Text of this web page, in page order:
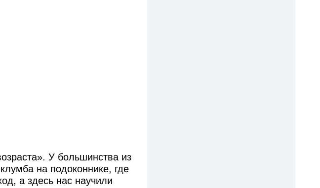
У большинства из
на подоконнике, где
а здесь нас научили